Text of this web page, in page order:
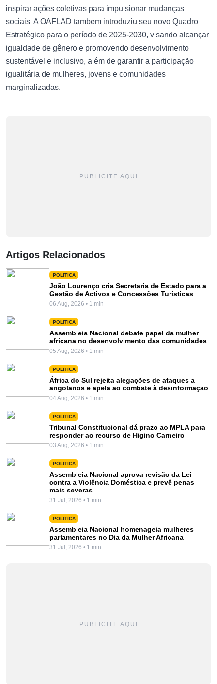
inspirar ações coletivas para impulsionar mudanças
sociais. A OAFLAD também introduziu seu novo Quadro
Estratégico para o período de 2025-2030, visando alcançar
igualdade de gênero e promovendo desenvolvimento
sustentável e inclusivo, além de garantir a participação
igualitária de mulheres, jovens e comunidades
marginalizadas.
PUBLICITE AQUI
Artigos Relacionados
POLITICA
João Lourenço cria Secretaria de Estado para a
Gestão de Activos e Concessões Turísticas
06 Aug, 2026 • 1 min
POLITICA
Assembleia Nacional debate papel da mulher
africana no desenvolvimento das comunidades
05 Aug, 2026 • 1 min
POLITICA
África do Sul rejeita alegações de ataques a
angolanos e apela ao combate à desinformação
04 Aug, 2026 • 1 min
POLITICA
Tribunal Constitucional dá prazo ao MPLA para
responder ao recurso de Higino Carneiro
03 Aug, 2026 • 1 min
POLITICA
Assembleia Nacional aprova revisão da Lei
contra a Violência Doméstica e prevê penas
mais severas
31 Jul, 2026 • 1 min
POLITICA
Assembleia Nacional homenageia mulheres
parlamentares no Dia da Mulher Africana
31 Jul, 2026 • 1 min
PUBLICITE AQUI